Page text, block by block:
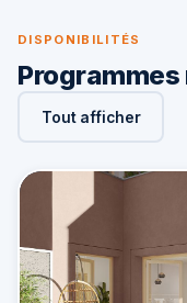
DISPONIBILITÉS
Tout afficher